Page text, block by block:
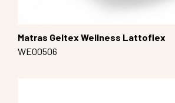
Matras Geltex Wellness Lattoflex
WE00506